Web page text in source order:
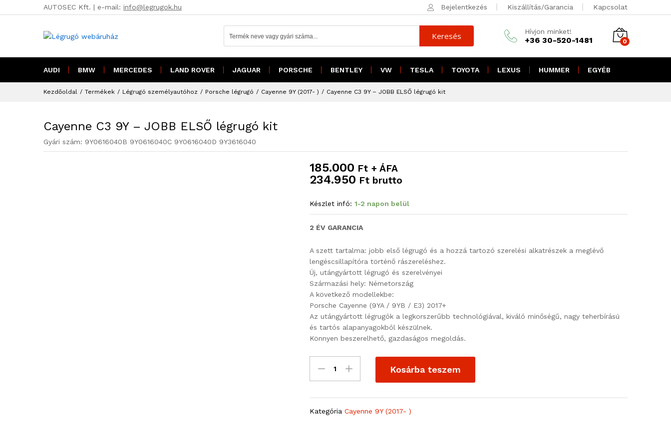
AUTOSEC Kft. | e-mail: info@legrugok.hu Bejelentkezés Kiszállítás/Garancia Kapcsolat
Keresés Hívjon minket!
+36 30-520-1481 0
AUDI BMW MERCEDES LAND ROVER JAGUAR PORSCHE BENTLEY VW TESLA TOYOTA LEXUS HUMMER EGYÉB
Kezdőoldal / Termékek / Légrugó személyautóhoz / Porsche légrugó / Cayenne 9Y (2017- ) / Cayenne C3 9Y – JOBB ELSŐ légrugó kit
Cayenne C3 9Y – JOBB ELSŐ légrugó kit
Gyári szám: 9Y0616040B 9Y0616040C 9Y0616040D 9Y3616040
185.000 Ft + ÁFA
234.950 Ft brutto
Készlet infó: 1-2 napon belül
2 ÉV GARANCIA
A szett tartalma: jobb első légrugó és a hozzá tartozó szerelési alkatrészek a meglévő
lengéscsillapítóra történő rászereléshez.
Új, utángyártott légrugó és szerelvényei
Származási hely: Németország
A következő modellekbe:
Porsche Cayenne (9YA / 9YB / E3) 2017+
Az utángyártott légrugók a legkorszerűbb technológiával, kiváló minőségű, nagy teherbírású
és tartós alapanyagokból készülnek.
Könnyen beszerelhető, gazdaságos megoldás.
Kosárba teszem
KategóriaCayenne 9Y (2017- )
Cayenne C3 9Y - JOBB ELSŐ légrugó kit
185.000Ft + ÁFA
234.950Ft brutto
Kosárba teszem